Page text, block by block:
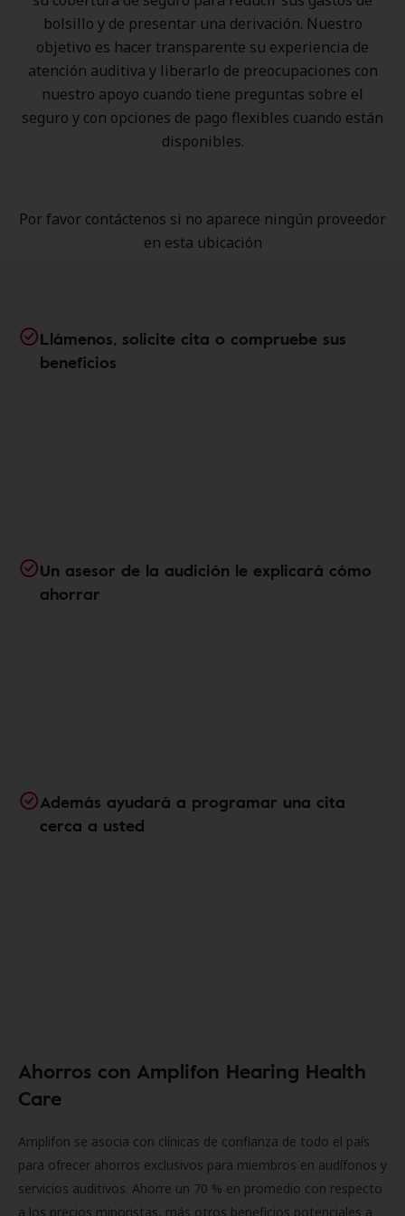
bolsillo y de presentar una derivación. Nuestro
objetivo es hacer transparente su experiencia de
atención auditiva y liberarlo de preocupaciones con
nuestro apoyo cuando tiene preguntas sobre el
seguro y con opciones de pago flexibles cuando están
disponibles.
Por favor contáctenos si no aparece ningún proveedor
en esta ubicación
Llámenos, solicite cita o compruebe sus
beneficios
Un asesor de la audición le explicará cómo
ahorrar
Además ayudará a programar una cita
cerca a usted
Ahorros con Amplifon Hearing Health
Care
Amplifon se asocia con clínicas de confianza de todo el país
para ofrecer ahorros exclusivos para miembros en audífonos y
servicios auditivos. Ahorre un 70 % en promedio con respecto
a los precios minoristas, más otros beneficios potenciales a